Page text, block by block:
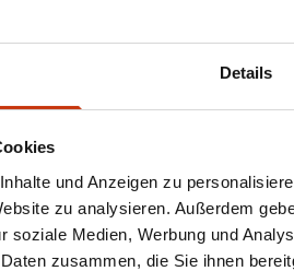
Details
und Anzeigen zu
zu analysieren. Außerdem
soziale Medien, Werbung und
zusammen, die Sie ihnen
ANGESAGTE